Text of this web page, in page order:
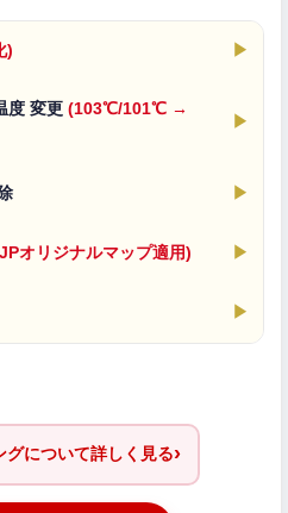
) ▶
度 変更 (103℃/101℃ →
▶
▶
オリジナルマップ適用) ▶
▶
について詳しく見る›